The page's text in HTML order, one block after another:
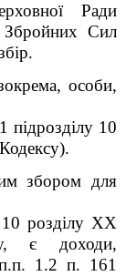
Ради
Збройних Сил
особи,
1 підрозділу 10
Кодексу).
збором для
10 розділу XX
, є доходи,
п.п. 1.2 п. 161